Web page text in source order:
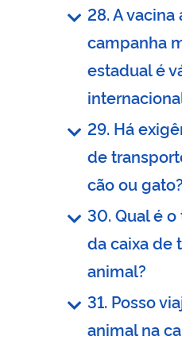
28. A
campanha
estadual é
29. Há
de
cão ou gato?
30. Qual é
da caixa de
animal?
31. Posso
animal na